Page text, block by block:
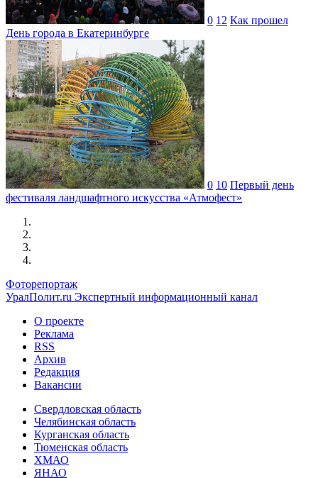
0 12 Как прошел
День города в Екатеринбурге
0 10 Первый день
фестиваля ландшафтного искусства «Атмофест»
Фоторепортаж
УралПолит.ru Экспертный информационный канал
О проекте
Реклама
RSS
Архив
Редакция
Вакансии
Свердловская область
Челябинская область
Курганская область
Тюменская область
ХМАО
ЯНАО